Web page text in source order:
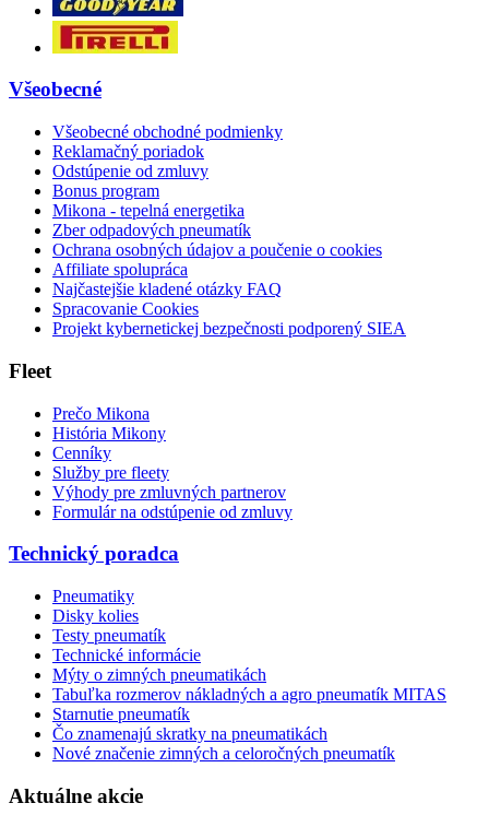
Všeobecné
Všeobecné obchodné podmienky
Reklamačný poriadok
Odstúpenie od zmluvy
Bonus program
Mikona - tepelná energetika
Zber odpadových pneumatík
Ochrana osobných údajov a poučenie o cookies
Affiliate spolupráca
Najčastejšie kladené otázky FAQ
Spracovanie Cookies
Projekt kybernetickej bezpečnosti podporený SIEA
Fleet
Prečo Mikona
História Mikony
Cenníky
Služby pre fleety
Výhody pre zmluvných partnerov
Formulár na odstúpenie od zmluvy
Technický poradca
Pneumatiky
Disky kolies
Testy pneumatík
Technické informácie
Mýty o zimných pneumatikách
Tabuľka rozmerov nákladných a agro pneumatík MITAS
Starnutie pneumatík
Čo znamenajú skratky na pneumatikách
Nové značenie zimných a celoročných pneumatík
Aktuálne akcie